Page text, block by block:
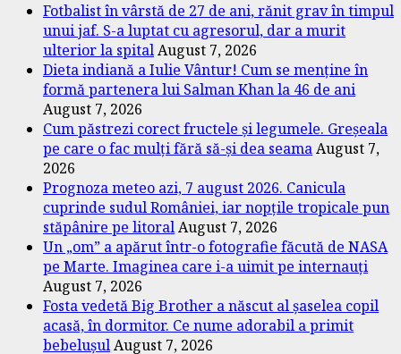
Fotbalist în vârstă de 27 de ani, rănit grav în timpul
unui jaf. S-a luptat cu agresorul, dar a murit
ulterior la spitalAugust 7, 2026
Dieta indiană a Iulie Vântur! Cum se menține în
formă partenera lui Salman Khan la 46 de ani
August 7, 2026
Cum păstrezi corect fructele și legumele. Greșeala
pe care o fac mulți fără să-și dea seamaAugust 7,
2026
Prognoza meteo azi, 7 august 2026. Canicula
cuprinde sudul României, iar nopțile tropicale pun
stăpânire pe litoralAugust 7, 2026
Un „om” a apărut într-o fotografie făcută de NASA
pe Marte. Imaginea care i-a uimit pe internauți
August 7, 2026
Fosta vedetă Big Brother a născut al șaselea copil
acasă, în dormitor. Ce nume adorabil a primit
bebelușulAugust 7, 2026